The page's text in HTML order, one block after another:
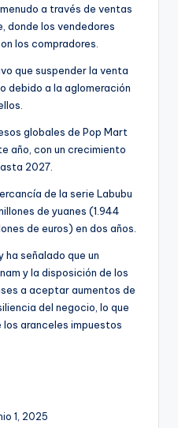
a través de ventas
donde los vendedores
los compradores.
que suspender la venta
debido a la aglomeración
globales de Pop Mart
año, con un crecimiento
2027.
de la serie Labubu
de yuanes (1.944
de euros) en dos años.
ha señalado que un
y la disposición de los
a aceptar aumentos de
del negocio, lo que
aranceles impuestos
1, 2025